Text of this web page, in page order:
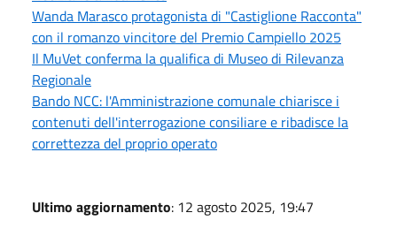
Wanda Marasco protagonista di "Castiglione Racconta"
con il romanzo vincitore del Premio Campiello 2025
Il MuVet conferma la qualifica di Museo di Rilevanza
Regionale
Bando NCC: l'Amministrazione comunale chiarisce i
contenuti dell'interrogazione consiliare e ribadisce la
correttezza del proprio operato
Ultimo aggiornamento: 12 agosto 2025, 19:47